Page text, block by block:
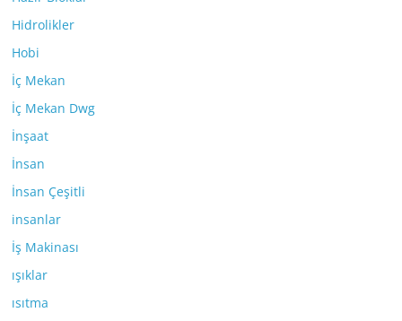
Hidrolikler
Hobi
İç Mekan
İç Mekan Dwg
İnşaat
İnsan
İnsan Çeşitli
insanlar
İş Makinası
ışıklar
ısıtma